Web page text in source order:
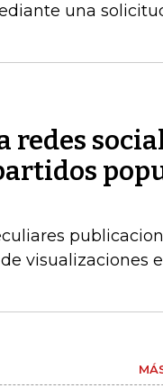
una
visualizaciones